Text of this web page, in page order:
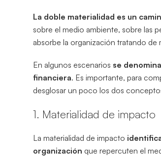
La doble materialidad es un
sobre el medio ambiente, sobre las
absorbe la organización tratando
En algunos escenarios se
financiera. Es importante, para
desglosar un poco los dos
1. Materialidad de impacto
La materialidad de impacto
organización que repercuten el